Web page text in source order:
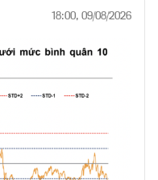
18:00, 09/08/2026